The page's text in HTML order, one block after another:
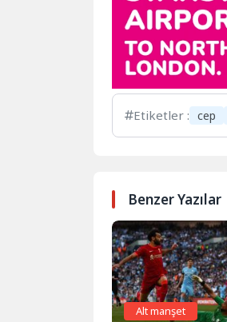
Etiketler : cep
Benzer Yazılar
Alt manşet